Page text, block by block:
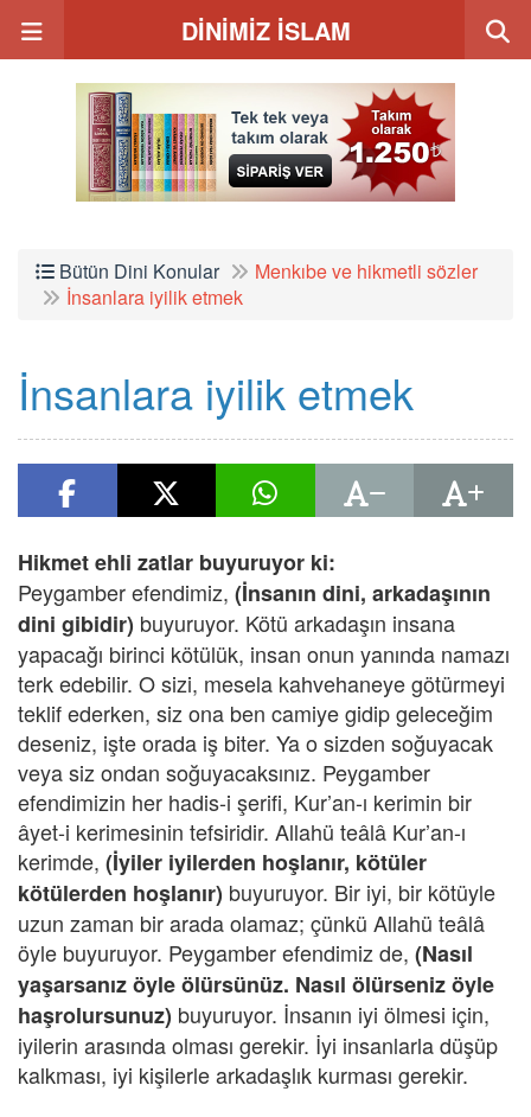
DİNİMİZ İSLAM
Bütün Dini Konular
Menkıbe ve hikmetli sözler
İnsanlara iyilik etmek
İnsanlara iyilik etmek
Hikmet ehli zatlar buyuruyor ki:
Peygamber efendimiz, (İnsanın dini, arkadaşının
dini gibidir) buyuruyor. Kötü arkadaşın insana
yapacağı birinci kötülük, insan onun yanında namazı
terk edebilir. O sizi, mesela kahvehaneye götürmeyi
teklif ederken, siz ona ben camiye gidip geleceğim
deseniz, işte orada iş biter. Ya o sizden soğuyacak
veya siz ondan soğuyacaksınız. Peygamber
efendimizin her hadis-i şerifi, Kur’an-ı kerimin bir
âyet-i kerimesinin tefsiridir. Allahü teâlâ Kur’an-ı
kerimde, (İyiler iyilerden hoşlanır, kötüler
kötülerden hoşlanır) buyuruyor. Bir iyi, bir kötüyle
uzun zaman bir arada olamaz; çünkü Allahü teâlâ
öyle buyuruyor. Peygamber efendimiz de, (Nasıl
yaşarsanız öyle ölürsünüz. Nasıl ölürseniz öyle
haşrolursunuz) buyuruyor. İnsanın iyi ölmesi için,
iyilerin arasında olması gerekir. İyi insanlarla düşüp
kalkması, iyi kişilerle arkadaşlık kurması gerekir.